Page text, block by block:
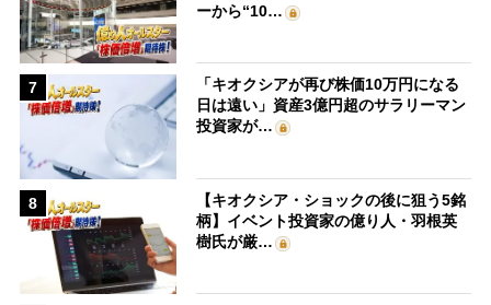
ーから“10…
7
「キオクシアが再び株価10万円になる
日は遠い」資産3億円超のサラリーマン
投資家が…
8
【キオクシア・ショックの後に狙う5銘
柄】イベント投資家の億り人・羽根英
樹氏が厳…